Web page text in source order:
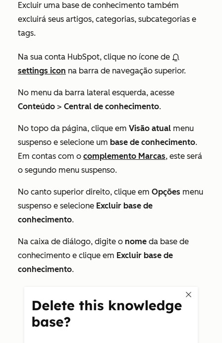
Excluir uma base de conhecimento também
excluirá seus artigos, categorias, subcategorias e
tags.
Na sua conta HubSpot, clique no ícone de
settings icon na barra de navegação superior.
No menu da barra lateral esquerda, acesse
Conteúdo > Central de conhecimento.
No topo da página, clique em Visão atual menu
suspenso e selecione um base de conhecimento.
Em contas com o complemento Marcas, este será
o segundo menu suspenso.
No canto superior direito, clique em Opções menu
suspenso e selecione Excluir base de
conhecimento.
Na caixa de diálogo, digite o nome da base de
conhecimento e clique em Excluir base de
conhecimento.